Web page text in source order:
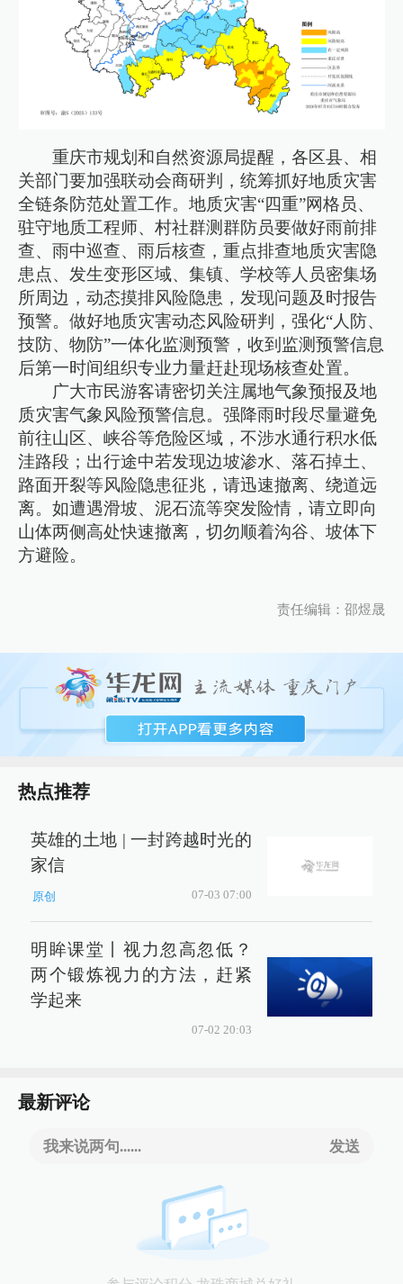
重庆市规划和自然资源局提醒，各区县、相
关部门要加强联动会商研判，统筹抓好地质灾害
全链条防范处置工作。地质灾害“四重”网格员、
驻守地质工程师、村社群测群防员要做好雨前排
查、雨中巡查、雨后核查，重点排查地质灾害隐
患点、发生变形区域、集镇、学校等人员密集场
所周边，动态摸排风险隐患，发现问题及时报告
预警。做好地质灾害动态风险研判，强化“人防、
技防、物防”一体化监测预警，收到监测预警信息
后第一时间组织专业力量赶赴现场核查处置。
广大市民游客请密切关注属地气象预报及地
质灾害气象风险预警信息。强降雨时段尽量避免
前往山区、峡谷等危险区域，不涉水通行积水低
洼路段；出行途中若发现边坡渗水、落石掉土、
路面开裂等风险隐患征兆，请迅速撤离、绕道远
离。如遭遇滑坡、泥石流等突发险情，请立即向
山体两侧高处快速撤离，切勿顺着沟谷、坡体下
方避险。
责任编辑：邵煜晟
热点推荐
英雄的土地 | 一封跨越时光的
家信
原创 07-03 07:00
明眸课堂丨视力忽高忽低？
两个锻炼视力的方法，赶紧
学起来
07-02 20:03
最新评论
我来说两句...... 发送